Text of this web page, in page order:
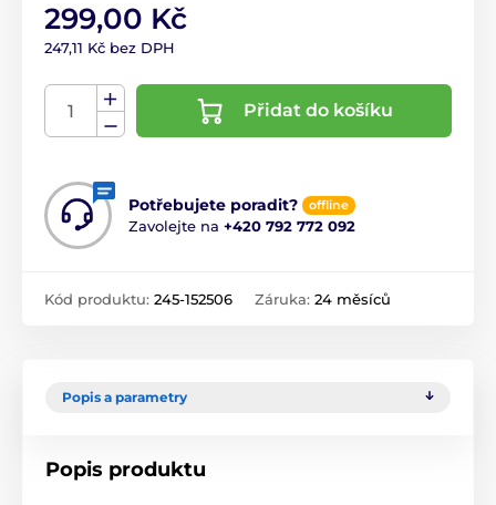
299,00 Kč
247,11 Kč bez DPH
Přidat do košíku
Potřebujete poradit? offline
Zavolejte na +420 792 772 092
Kód produktu: 245-152506 Záruka: 24 měsíců
Popis a parametry
Popis produktu